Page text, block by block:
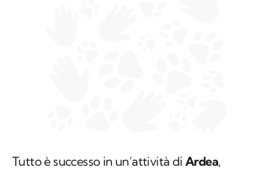
Tutto è successo in un’attività di Ardea,